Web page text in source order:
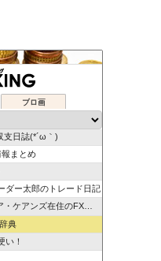
ブロ画
編
支日誌(*´ω｀)
まとめ
ダー太郎のトレード日記
ンズ在住のFXトレーダー
典
い！